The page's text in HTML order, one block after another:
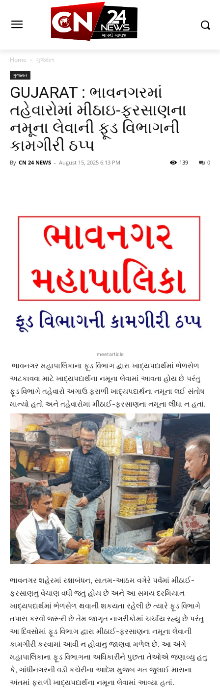
Home ગુજરાત
ગુજરાત
GUJARAT : ભાવનગરમાં
તહેવારોમાં મીઠાઇ-ફરસાણના
નમૂના લેવાની ફૂડ વિભાગની
કામગીરી ઠપ્પ
By CN 24 NEWS - August 15, 2025 6:13 PM 0
139
meetarticle
ભાવનગર મહાપાલિકાના ફૂડ વિભાગ દ્વારા ખાદ્યપદાર્થમાં ભેળસેળ
અટકાવવા માટે ખાદ્યપદાર્થના નમૂના લેવામાં આવતા હોય છે પરંતુ
ફૂડ વિભાગે તહેવારો અગાઉ ફરાળી ખાદ્યપદાર્થના નમૂના લઈ સંતોષ
માન્યો હતો અને તહેવારોમાં મીઠાઈ-ફરસાણના નમૂના લીધા ન હતાં.
ભાવનગર શહેરમાં રક્ષાબંધન, સાતમ-આઠમ વગેરે પર્વમાં મીઠાઈ-
ફરસાણનુ વેચાણ વધી જતુ હોય છે અને આ સમય દરમિયાન
ખાદ્યપદાર્થમાં ભેળસેળ થવાની શકયતા રહેલી છે ત્યારે ફૂડ વિભાગે
તપાસ કરવી જરૂરી છે તેમ જાગૃત નાગરીકોમાં ચર્ચાય રહ્યુ છેે પરંતુ
આ દિવસોમાં ફૂડ વિભાગ દ્વારા મીઠાઈ-ફરસાણના નમૂના લેવાની
કામગીરી કરવામાં આવી ન હોવાનુ જાણવા મળેલ છે. આ અંગે
મહાપાલિકાના ફૂડ વિભાગના અધિકારીને પુછતા તેઓએ જણાવ્યુ હતુ
કે, ગાંધીનગરની વડી કચેરીના આદેશ મુજબ ગત જુલાઈ માસના
અંતમાં ફરાળી ખાદ્યપદાર્થના નમૂના લેવામાં આવ્યા હતાં.